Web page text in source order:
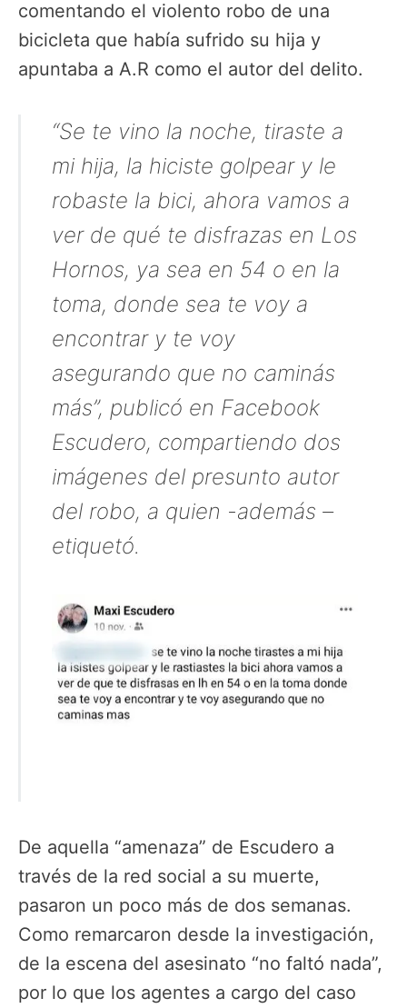
comentando el violento robo de una
bicicleta que había sufrido su hija y
apuntaba a A.R como el autor del delito.
“Se te vino la noche, tiraste a
mi hija, la hiciste golpear y le
robaste la bici, ahora vamos a
ver de qué te disfrazas en Los
Hornos, ya sea en 54 o en la
toma, donde sea te voy a
encontrar y te voy
asegurando que no caminás
más”, publicó en Facebook
Escudero, compartiendo dos
imágenes del presunto autor
del robo, a quien -además –
etiquetó.
De aquella “amenaza” de Escudero a
través de la red social a su muerte,
pasaron un poco más de dos semanas.
Como remarcaron desde la investigación,
de la escena del asesinato “no faltó nada”,
por lo que los agentes a cargo del caso